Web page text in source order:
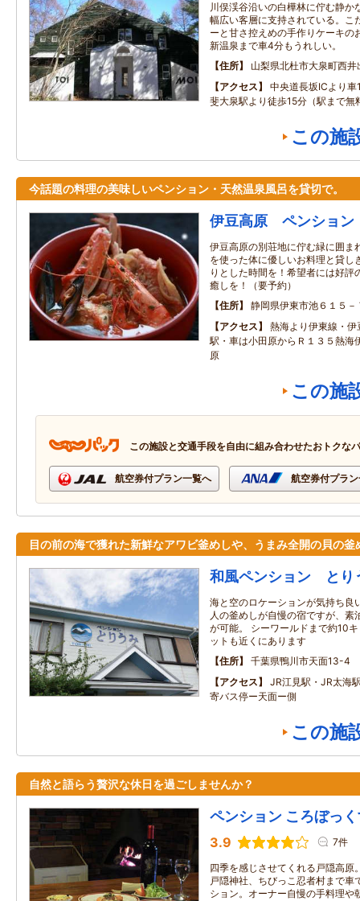
川俣渓谷沿いの白樺林に佇む静か
幅広い客層に支持されている。こ
ーと甘さ控えめの手作りケーキの
新温泉まで車4分もうれしい。
住所
山梨県北杜市大泉町西
アクセス
中央道長坂ICより
斐大泉駅より徒歩15分（駅まで無
この施
今話題の料理の美味しいペンション・天然温泉風呂を貸切で。
伊豆高原 ペンショ
伊豆高原の別荘地に佇む緑に囲ま
を使った体に優しいお料理と貸し
りとした時間を！希望者には好評
癒しを！（要予約）
住所
静岡県伊東市池６１５－
アクセス
熱海より伊東線・
駅・車は小田原からＲ１３５熱海
原
この施
この施設と交通手段を自由に組み合わせたおトクな
航空券付プラン一覧へ 航空券付プラ
目の前の海で獲れた新鮮なアワビ釜めしや、うまみ全開の貝の釜
和風ペンション とり
海と空のロケーションが気持ち良
人の釜めしが自慢の宿ですが、素
が可能。 シーワールドまで約10
ットも近くにあります
住所
千葉県鴨川市天面13-4
アクセス
JR江見駅・JR太海
寄バス停ー天面ー側
この施
自然と語らう贅沢な休日を過ごしませんか？
ペンション ころぼっ
3.9 7件
四季を感じさせてくれる戸隠高原
戸隠神社、ちびっこ忍者村まで車
ション。オーナー自慢の手料理や